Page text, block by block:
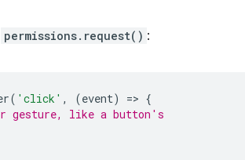
permissions.request() :
( 'click' , (event) => {
gesture, like a button's